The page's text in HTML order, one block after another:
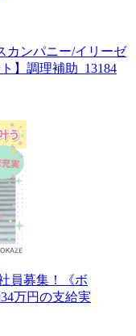
カンパニー/イリーゼ
】調理補助_13184
員募集！《ボ
万円の支給実